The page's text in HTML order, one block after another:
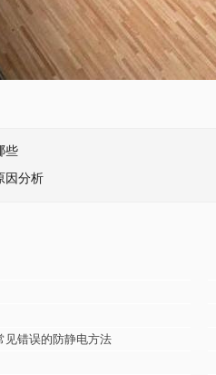
些
因分析
见错误的防静电方法